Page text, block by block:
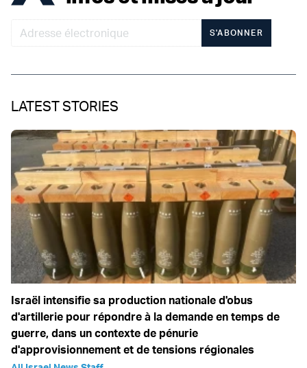
S'ABONNER
LATEST STORIES
Israël intensifie sa production nationale d'obus
d'artillerie pour répondre à la demande en temps de
guerre, dans un contexte de pénurie
d'approvisionnement et de tensions régionales